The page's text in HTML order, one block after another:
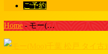
ご予約
Home - モー(…